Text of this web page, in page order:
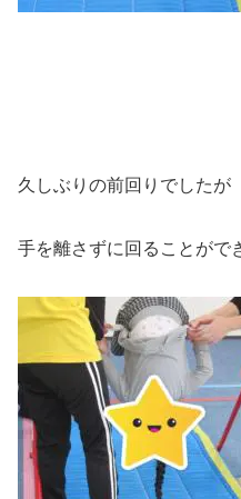
久しぶりの前回りでしたが
手を離さずに回ることがで